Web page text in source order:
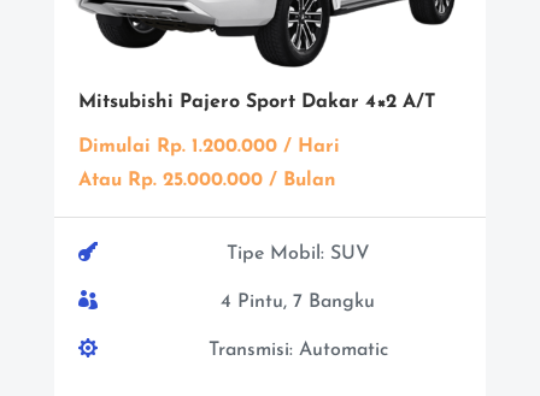
Mitsubishi Pajero Sport Dakar 4×2 A/T
Dimulai Rp. 1.200.000 / Hari
Atau Rp. 25.000.000 / Bulan
 Tipe Mobil: SUV
 4 Pintu, 7 Bangku
 Transmisi: Automatic